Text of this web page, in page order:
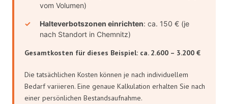
vom Volumen)
Halteverbotszonen einrichten: ca. 150 € (je
nach Standort in Chemnitz)
Gesamtkosten für dieses Beispiel: ca. 2.600 – 3.200 €
Die tatsächlichen Kosten können je nach individuellem
Bedarf variieren. Eine genaue Kalkulation erhalten Sie nach
einer persönlichen Bestandsaufnahme.